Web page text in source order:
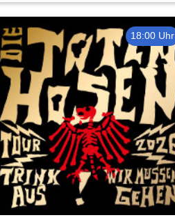
18:00 Uhr